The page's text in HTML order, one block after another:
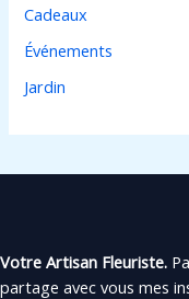
Cadeaux
Événements
Jardin
Votre Artisan Fleuriste.
partage avec vous mes